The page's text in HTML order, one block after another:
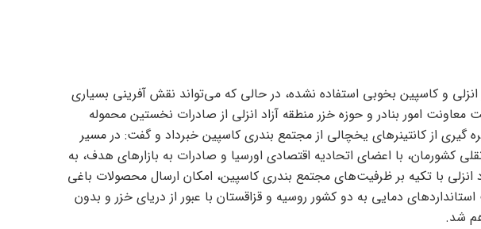
و کاسپین بخوبی استفاده نشده، در حالی که می‌تواند نقش آفرینی بسیاری
معاونت امور بنادر و حوزه خزر منطقه آزاد انزلی از صادرات نخستین محموله
گیری از کانتینر‌های یخچالی از مجتمع بندری کاسپین خبرداد و گفت: در مسیر
کشورمان، با اعضای اتحادیه اقتصادی اورسیا و صادرات به بازار‌های هدف، به
انزلی با تکیه بر ظرفیت‌های مجتمع بندری کاسپین، امکان ارسال محصولات باغی
دمایی به دو کشور روسیه و قزاقستان با عبور از دریای خزر و بدون
شد.